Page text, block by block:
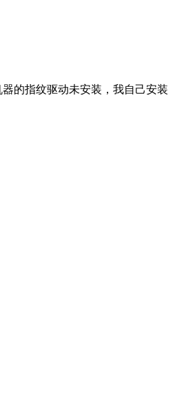
的指纹驱动未安装，我自己安装